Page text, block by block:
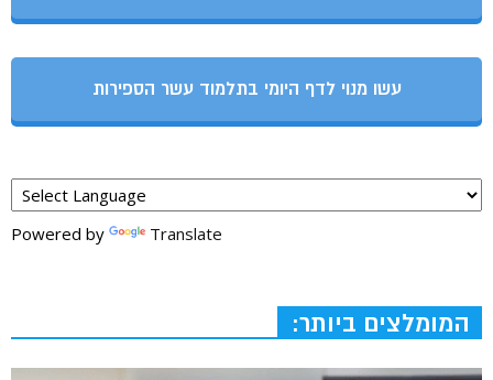
עשו מנוי לדף היומי בתלמוד עשר הספירות
Powered by Translate
המומלצים ביותר: